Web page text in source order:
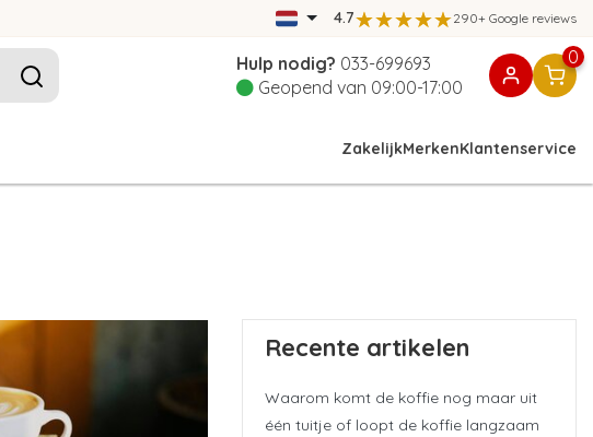
4.7 290+ Google reviews
Hulp nodig? 033-699693
Geopend van 09:00-17:00
0
ZakelijkMerkenKlantenservice
Recente artikelen
Waarom komt de koffie nog maar uit
één tuitje of loopt de koffie langzaam